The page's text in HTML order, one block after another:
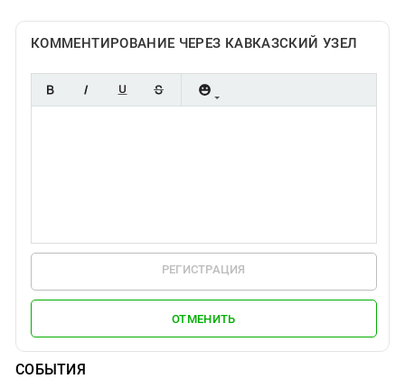
КОММЕНТИРОВАНИЕ ЧЕРЕЗ КАВКАЗСКИЙ УЗЕЛ
РЕГИСТРАЦИЯ
ОТМЕНИТЬ
СОБЫТИЯ